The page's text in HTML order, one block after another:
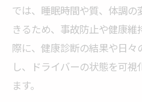
では、睡眠時間や質、体調
きるため、事故防止や健康
際に、健康診断の結果や日
し、ドライバーの状態を可
ます。